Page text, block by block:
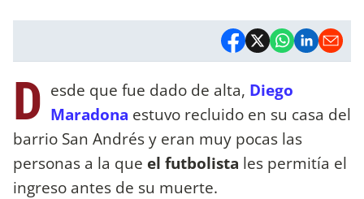
D esde que fue dado de alta, Diego
Maradona estuvo recluido en su casa del
barrio San Andrés y eran muy pocas las
personas a la que el futbolista les permitía el
ingreso antes de su muerte.